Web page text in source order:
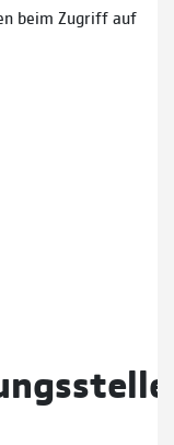
beim Zugriff auf